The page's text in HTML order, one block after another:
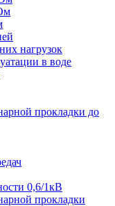
нагрузок
в воде
прокладки до
0,6/1кВ
прокладки